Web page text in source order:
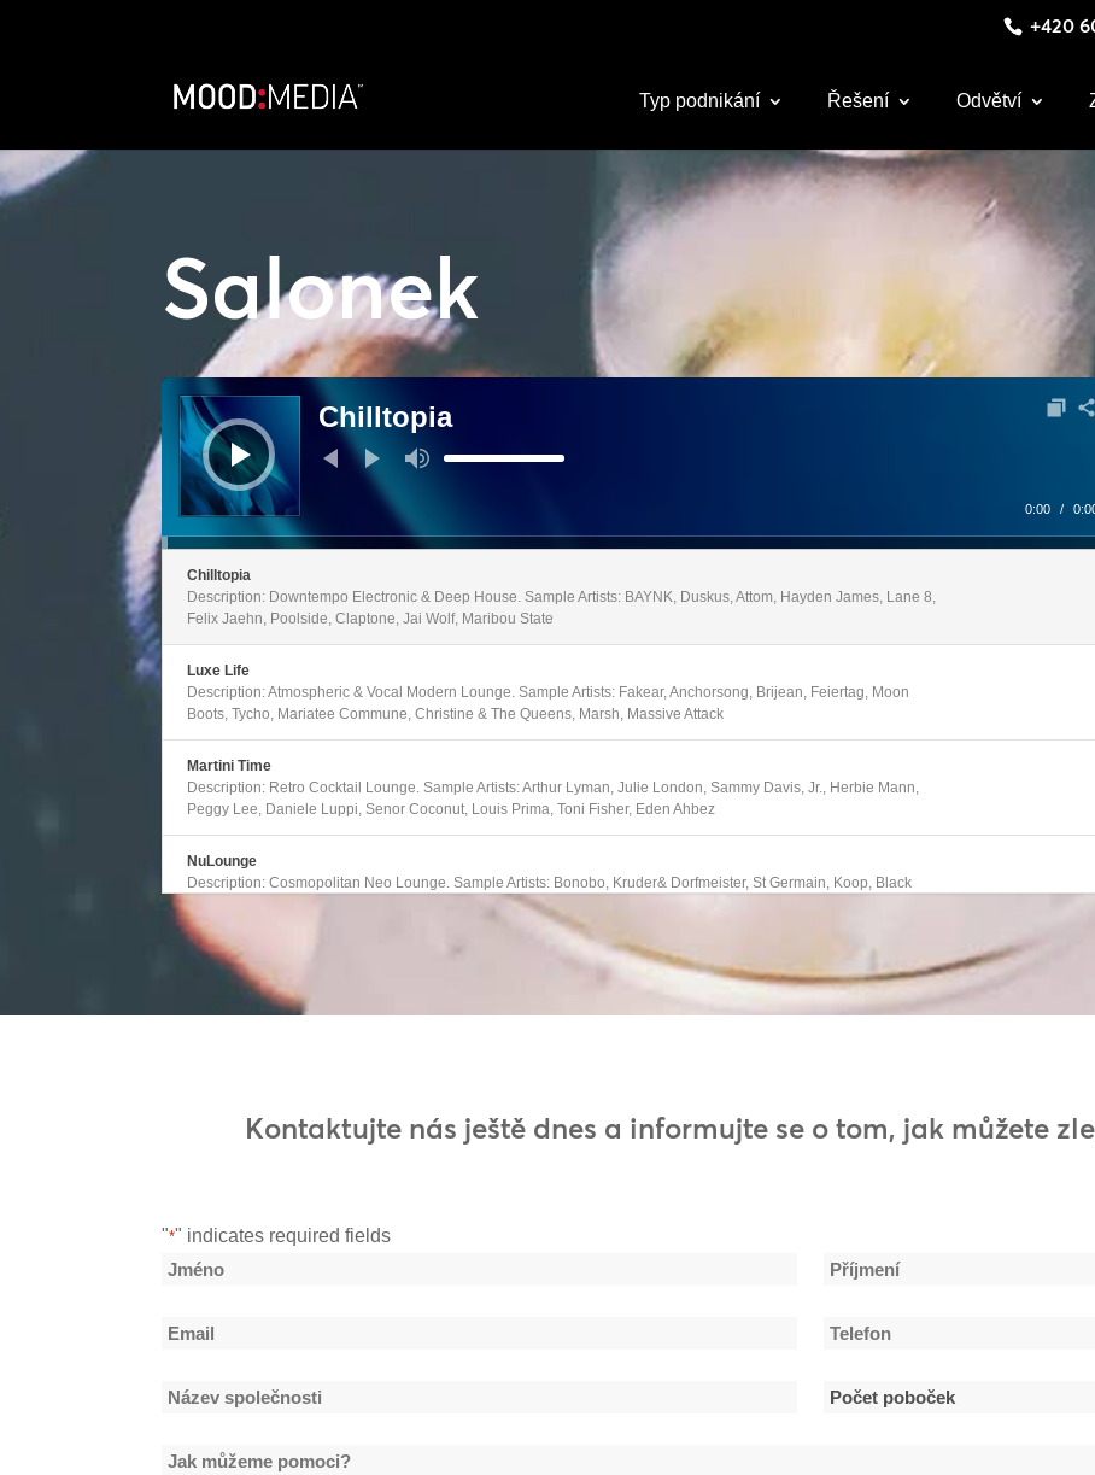
+420
Typ podnikání Řešení Odvětví
Salonek
Audio
přehrávač
Chilltopia
Použitím
šipek
úroveň
hlasitosti.
0:00 /
Chilltopia
Description: Downtempo Electronic & Deep House. Sample Artists: BAYNK, Duskus, Attom, Hayden James, Lane 8,
Felix Jaehn, Poolside, Claptone, Jai Wolf, Maribou State
Luxe Life
Description: Atmospheric & Vocal Modern Lounge. Sample Artists: Fakear, Anchorsong, Brijean, Feiertag, Moon
Boots, Tycho, Mariatee Commune, Christine & The Queens, Marsh, Massive Attack
Martini Time
Description: Retro Cocktail Lounge. Sample Artists: Arthur Lyman, Julie London, Sammy Davis, Jr., Herbie Mann,
Peggy Lee, Daniele Luppi, Senor Coconut, Louis Prima, Toni Fisher, Eden Ahbez
NuLounge
Description: Cosmopolitan Neo Lounge. Sample Artists: Bonobo, Kruder& Dorfmeister, St Germain, Koop, Black
Coffee, Bent, Jens Buchert, Nickodemus, Quantic, Nightmares On Wax
Uptown
Description: Traditional Jazz, Acid Jazz & Electronica. Sample Artists: The Bamboos, The Greyboy Allstars, Cal
Tjader, The Budos Band, Quantic, The James Taylor Quartet, Lou Donaldson, Mr. Scruff, Dr. Rubberfunk, Dave
Kontaktujte nás ještě dnes a informujte se o tom, jak můžete
"*" indicates required fields
Název
Email Telefon
Název
*
Počet
Jak